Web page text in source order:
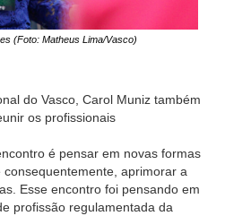
(Foto: Matheus Lima/Vasco)
do Vasco, Carol Muniz também
os profissionais
é pensar em novas formas
aprimorar a
Esse encontro foi pensando em
profissão regulamentada da